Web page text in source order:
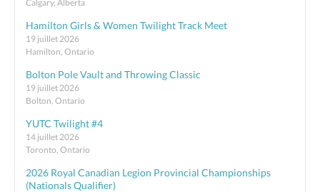
Calgary, Alberta
Hamilton Girls & Women Twilight Track Meet
19 juillet 2026
Hamilton, Ontario
Bolton Pole Vault and Throwing Classic
19 juillet 2026
Bolton, Ontario
YUTC Twilight #4
14 juillet 2026
Toronto, Ontario
2026 Royal Canadian Legion Provincial Championships
(Nationals Qualifier)